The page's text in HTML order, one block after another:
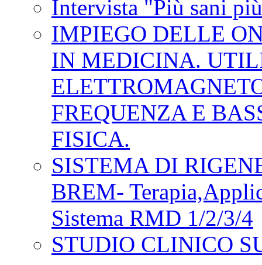
Intervista "Più sani
IMPIEGO DELLE
IN MEDICINA.
FREQUENZA E
FISICA.
SISTEMA DI
BREM-
Sistema RMD 1/2/3/4
STUDIO CLINICO